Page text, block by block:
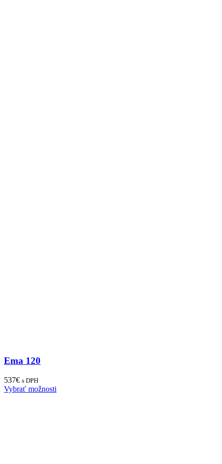
Ema 120
537€ s DPH
Vybrať možnosti